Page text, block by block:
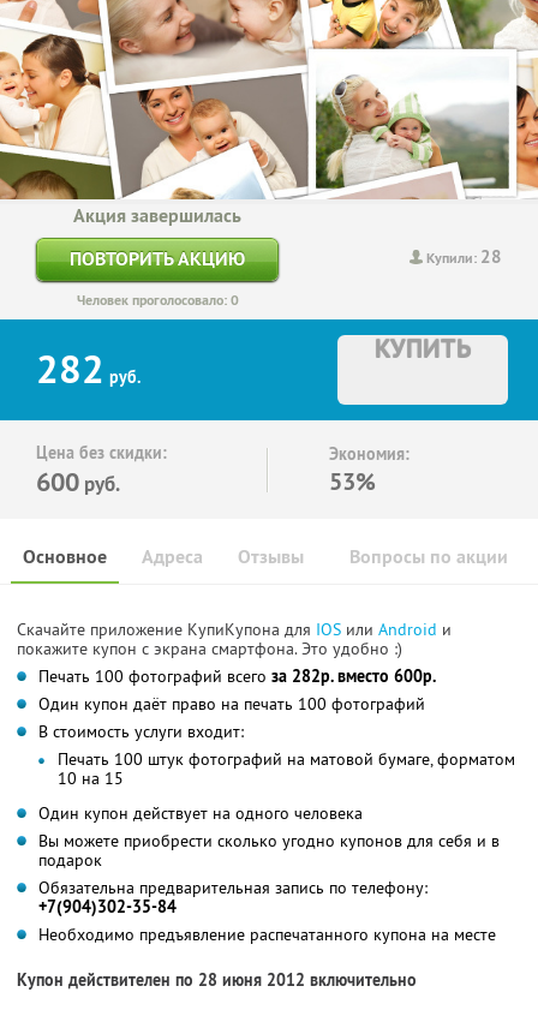
Купили: 28
Акция завершилась
ПОВТОРИТЬ АКЦИЮ
Человек проголосовало: 0
282 руб.
КУПИТЬ
Цена без скидки:
600 руб.
Экономия:
53%
Основное Отзывы Вопросы по акции
Адреса
Скачайте приложение КупиКупона для IOS или Android и
покажите купон с экрана смартфона. Это удобно :)
Печать 100 фотографий всего за 282р. вместо 600р.
Один купон даёт право на печать 100 фотографий
В стоимость услуги входит:
Печать 100 штук фотографий на матовой бумаге, форматом
10 на 15
Один купон действует на одного человека
Вы можете приобрести сколько угодно купонов для себя и в
подарок
Обязательна предварительная запись по телефону:
+7(904)302-35-84
Необходимо предъявление распечатанного купона на месте
Купон действителен по 28 июня 2012 включительно